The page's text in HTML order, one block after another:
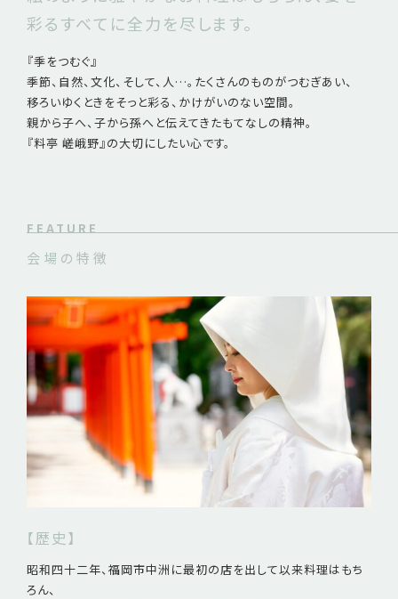
彩るすべてに全力を尽します。
『季をつむぐ』
季節、自然、文化、そして、人…。たくさんのものがつむぎあい、
移ろいゆくときをそっと彩る、かけがいのない空間。
親から子へ、子から孫へと伝えてきたもてなしの精神。
『料亭 嵯峨野』の大切にしたい心です。
FEATURE
会場の特徴
【歴史】
昭和四十二年、福岡市中洲に最初の店を出して以来料理はもち
ろん、